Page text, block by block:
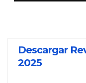
Descargar
2025